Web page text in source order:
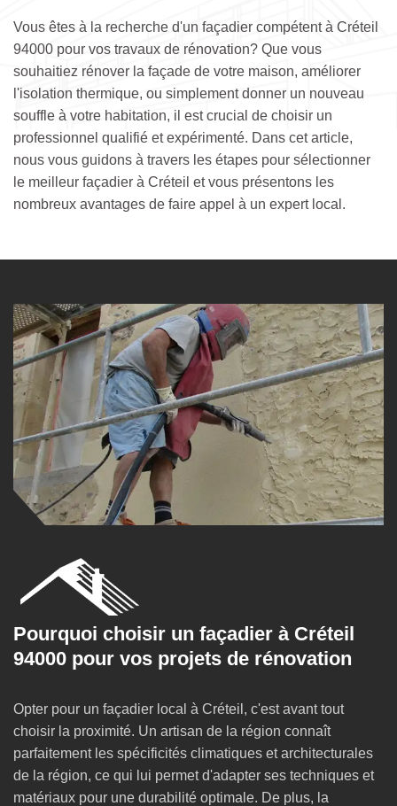
Vous êtes à la recherche d'un façadier compétent à Créteil
94000 pour vos travaux de rénovation? Que vous
souhaitiez rénover la façade de votre maison, améliorer
l'isolation thermique, ou simplement donner un nouveau
souffle à votre habitation, il est crucial de choisir un
professionnel qualifié et expérimenté. Dans cet article,
nous vous guidons à travers les étapes pour sélectionner
le meilleur façadier à Créteil et vous présentons les
nombreux avantages de faire appel à un expert local.
Pourquoi choisir un façadier à Créteil
94000 pour vos projets de rénovation
Opter pour un façadier local à Créteil, c'est avant tout
choisir la proximité. Un artisan de la région connaît
parfaitement les spécificités climatiques et architecturales
de la région, ce qui lui permet d'adapter ses techniques et
matériaux pour une durabilité optimale. De plus, la